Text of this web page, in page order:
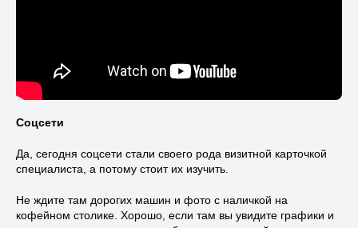
Соцсети
Да, сегодня соцсети стали своего рода визитной карточкой
специалиста, а потому стоит их изучить.
Не ждите там дорогих машин и фото с наличкой на
кофейном столике. Хорошо, если там вы увидите графики и